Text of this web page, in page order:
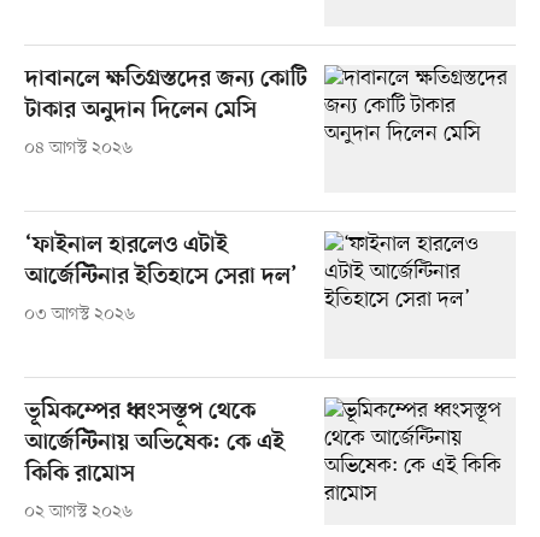
দাবানলে ক্ষতিগ্রস্তদের জন্য কোটি
টাকার অনুদান দিলেন মেসি
০৪ আগস্ট ২০২৬
‘ফাইনাল হারলেও এটাই
আর্জেন্টিনার ইতিহাসে সেরা দল’
০৩ আগস্ট ২০২৬
ভূমিকম্পের ধ্বংসস্তূপ থেকে
আর্জেন্টিনায় অভিষেক: কে এই
কিকি রামোস
০২ আগস্ট ২০২৬